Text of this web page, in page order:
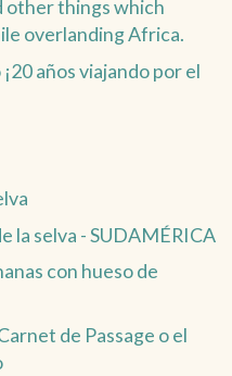
other things which
overlanding Africa.
años viajando por el
la selva - SUDAMÉRICA
con hueso de
de Passage o el